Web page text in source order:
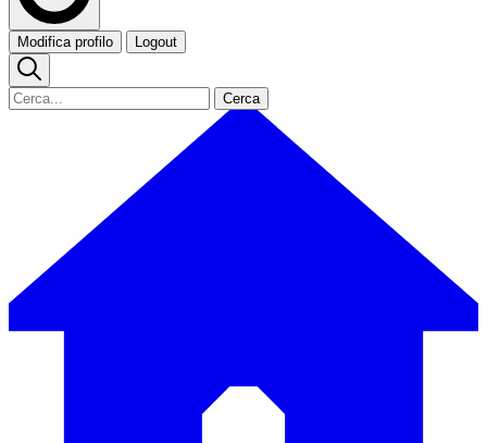
Modifica profilo Logout
Cerca